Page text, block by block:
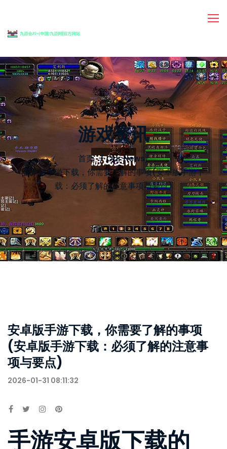
游戏资讯
首页 Our News/
安卓版手游下载，你需要了解的事项(安卓版手游下
载：必须了解的注意事项与要点)
安卓版手游下载，你需要了解的事项
(安卓版手游下载：必须了解的注意事
项与要点)
2026-01-31 08:11:32
手游安卓版下载的